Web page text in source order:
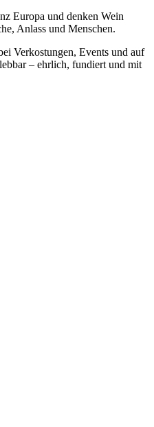
Europa und denken Wein
Anlass und Menschen.
Verkostungen, Events und auf
– ehrlich, fundiert und mit